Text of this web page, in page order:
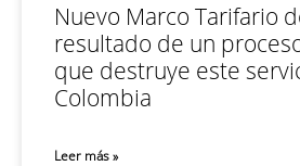
Nuevo Marco Tarifario
resultado de un
que destruye este
Colombia
Leer más »